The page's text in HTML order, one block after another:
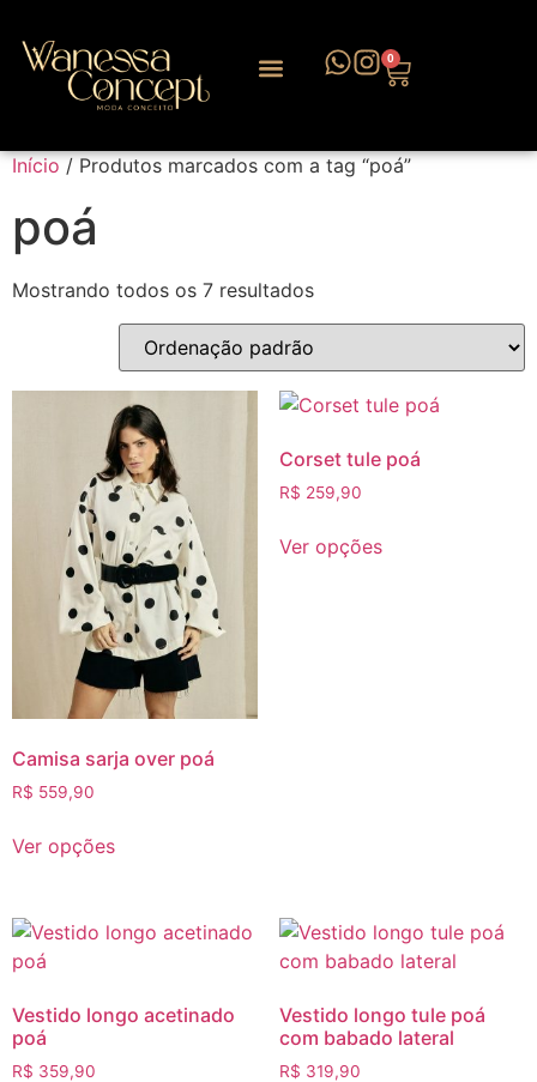
0
Início / Produtos marcados com a tag “poá”
poá
Mostrando todos os 7 resultados
Camisa sarja over poá
R$ 559,90
Ver opções
Corset tule poá
R$ 259,90
Ver opções
Vestido longo acetinado
poá
R$ 359,90
Vestido longo tule poá
com babado lateral
R$ 319,90